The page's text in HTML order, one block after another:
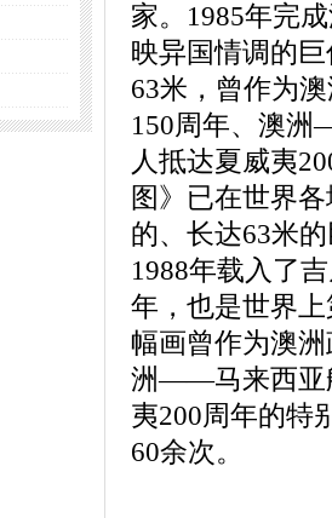
家。1985年完
映异国情调的
63米，曾作为
150周年、澳洲
人抵达夏威夷
图》已在世界
的、长达63米
1988年载入了
年，也是世界
幅画曾作为澳
洲——马来西亚
夷200周年的特
60余次。